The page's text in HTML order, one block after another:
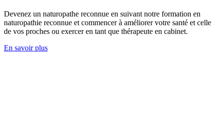
Devenez un naturopathe reconnue en suivant notre formation en
naturopathie reconnue et commencer à améliorer votre santé et celle
de vos proches ou exercer en tant que thérapeute en cabinet.
En savoir plus